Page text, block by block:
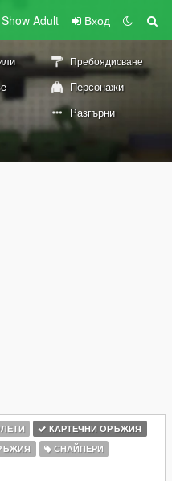
Show Adult Вход
Пребоядисване
Персонажи
Разгърни
КАРТЕЧНИ ОРЪЖИЯ
СНАЙПЕРИ